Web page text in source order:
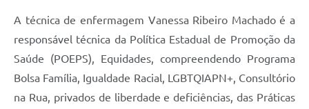
A técnica de enfermagem Vanessa Ribeiro Machado é a
responsável técnica da Política Estadual de Promoção da
Saúde (POEPS), Equidades, compreendendo Programa
Bolsa Família, Igualdade Racial, LGBTQIAPN+, Consultório
na Rua, privados de liberdade e deficiências, das Práticas